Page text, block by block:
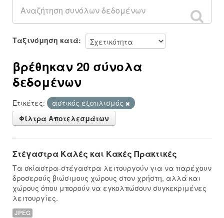
Ταξινόμηση κατά
βρέθηκαν 20 σύνολα
δεδομένων
Ετικέτες:
αστικός εξοπλισμός
Φίλτρα Αποτελεσμάτων
Στέγαστρα Καλές και Κακές Πρακτικές
Τα σκίαστρα-στέγαστρα λειτουργούν για να παρέχουν
δροσερούς βιώσιμους χώρους στον χρήστη, αλλά και
χώρους όπου μπορούν να εγκολπώσουν συγκεκριμένες
λειτουργίες.
JPEG